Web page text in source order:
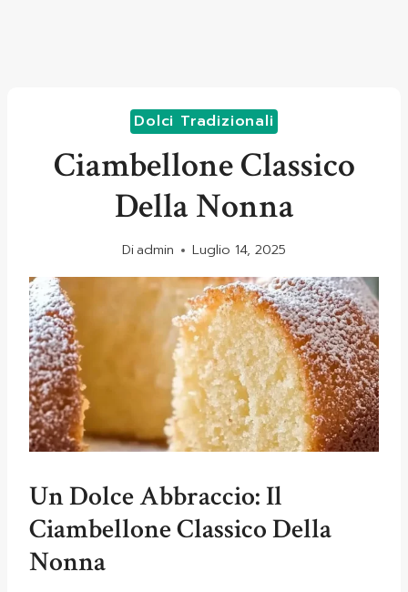
Dolci Tradizionali
Ciambellone Classico
Della Nonna
Diadmin Luglio 14, 2025
Un Dolce Abbraccio: Il
Ciambellone Classico Della
Nonna